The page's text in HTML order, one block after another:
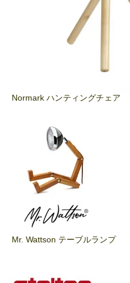
Normark ハンティングチェア
Mr. Wattson テーブルランプ